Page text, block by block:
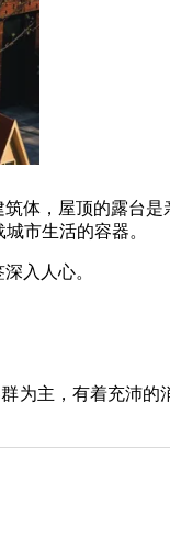
体，屋顶的露台
市生活的容器。
入人心。
为主，有着充沛